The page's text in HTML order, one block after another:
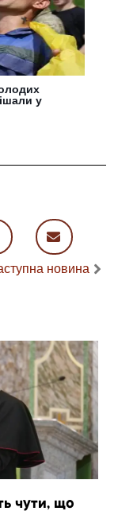
у
новина
чути, що